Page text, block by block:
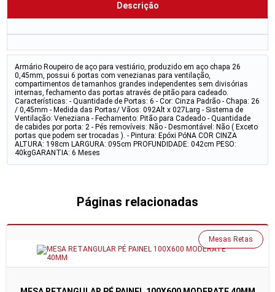
Descrição
Armário Roupeiro de aço para vestiário, produzido em aço chapa 26
0,45mm, possui 6 portas com venezianas para ventilação,
compartimentos de tamanhos grandes independentes sem divisórias
internas, fechamento das portas através de pitão para cadeado.
Características: - Quantidade de Portas: 6 - Cor: Cinza Padrão - Chapa: 26
/ 0,45mm - Medida das Portas/ Vãos: 092Alt x 027Larg - Sistema de
Ventilação: Veneziana - Fechamento: Pitão para Cadeado - Quantidade
de cabides por porta: 2 - Pés removíveis: Não - Desmontável: Não ( Exceto
portas que podem ser trocadas ). - Pintura: Epóxi PóNA COR CINZA
ALTURA: 198cm LARGURA: 095cm PROFUNDIDADE: 042cm PESO:
40kgGARANTIA: 6 Meses
Páginas relacionadas
Mesas Retas